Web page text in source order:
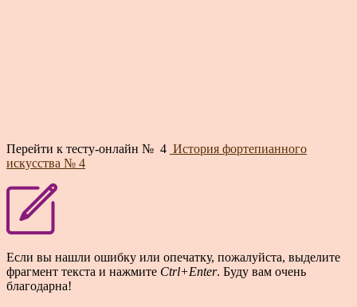
Перейти к тесту-онлайн № 4 История фортепианного
искусства № 4
Если вы нашли ошибку или опечатку, пожалуйста, выделите
фрагмент текста и нажмите Ctrl+Enter. Буду вам очень
благодарна!